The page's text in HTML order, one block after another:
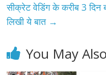
सीक्रेट वेडिंग के करीब 3 दिन
लिखी ये बात →
You May